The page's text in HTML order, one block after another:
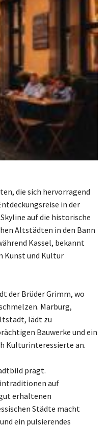
die sich hervorragend
in der
auf die historische
Altstädten in den Bann
Kassel, bekannt
Kunst und Kultur
der Brüder Grimm, wo
Marburg,
lädt zu
Bauwerke und ein
Kulturinteressierte an.
prägt.
auf
erhaltenen
Städte macht
ein pulsierendes